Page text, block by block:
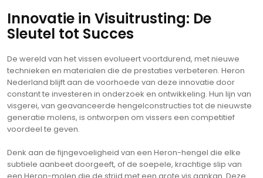
Innovatie in Visuitrusting: De
Sleutel tot Succes
De wereld van het vissen evolueert voortdurend, met nieuwe
technieken en materialen die de prestaties verbeteren. Heron
Nederland blijft aan de voorhoede van deze innovatie door
constant te investeren in onderzoek en ontwikkeling. Hun lijn van
visgerei, van geavanceerde hengelconstructies tot de nieuwste
generatie molens, is ontworpen om vissers een competitief
voordeel te geven.
Denk aan de fijngevoeligheid van een Heron-hengel die elke
subtiele aanbeet doorgeeft, of de soepele, krachtige slip van